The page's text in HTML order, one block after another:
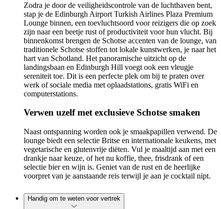
Zodra je door de veiligheidscontrole van de luchthaven bent,
stap je de Edinburgh Airport Turkish Airlines Plaza Premium
Lounge binnen, een toevluchtsoord voor reizigers die op zoek
zijn naar een beetje rust of productiviteit voor hun vlucht. Bij
binnenkomst brengen de Schotse accenten van de lounge, van
traditionele Schotse stoffen tot lokale kunstwerken, je naar het
hart van Schotland. Het panoramische uitzicht op de
landingsbaan en Edinburgh Hill voegt ook een vleugje
sereniteit toe. Dit is een perfecte plek om bij te praten over
werk of sociale media met oplaadstations, gratis WiFi en
computerstations.
Verwen uzelf met exclusieve Schotse smaken
Naast ontspanning worden ook je smaakpapillen verwend. De
lounge biedt een selectie Britse en internationale keukens, met
vegetarische en glutenvrije diëten. Vul je maaltijd aan met een
drankje naar keuze, of het nu koffie, thee, frisdrank of een
selectie bier en wijn is. Geniet van de rust en de heerlijke
voorpret van je aanstaande reis terwijl je aan je cocktail nipt.
Handig om te weten voor vertrek